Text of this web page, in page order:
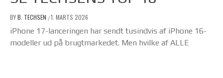
BYB. TECHSEN /1. MARTS 2026
iPhone 17-lanceringen har sendt tusindvis af iPhone 16-
modeller ud på brugtmarkedet. Men hvilke af ALLE